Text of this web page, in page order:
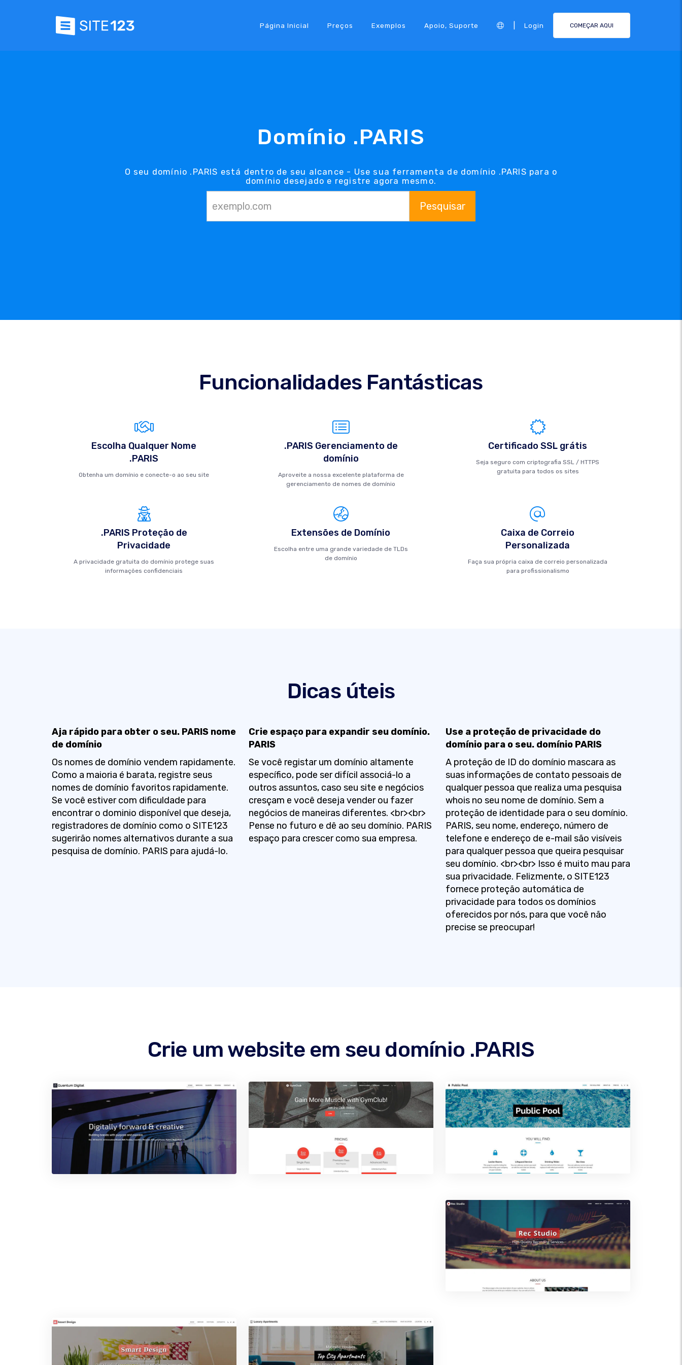
Página Inicial Preços Exemplos Apoio, Suporte Login COMEÇAR AQUI
Domínio .PARIS
O seu domínio .PARIS está dentro de seu alcance - Use sua ferramenta de domínio .PARIS para o
domínio desejado e registre agora mesmo.
Pesquisar
Funcionalidades Fantásticas
Escolha Qualquer Nome
.PARIS
Obtenha um domínio e conecte-o ao seu site
.PARIS Gerenciamento de
domínio
Aproveite a nossa excelente plataforma de
gerenciamento de nomes de domínio
Certificado SSL grátis
Seja seguro com criptografia SSL / HTTPS
gratuita para todos os sites
.PARIS Proteção de
Privacidade
A privacidade gratuita do domínio protege suas
informações confidenciais
Extensões de Domínio
Escolha entre uma grande variedade de TLDs
de domínio
Caixa de Correio
Personalizada
Faça sua própria caixa de correio personalizada
para profissionalismo
Dicas úteis
Aja rápido para obter o seu. PARIS nome
de domínio
Os nomes de domínio vendem rapidamente.
Como a maioria é barata, registre seus
nomes de domínio favoritos rapidamente.
Se você estiver com dificuldade para
encontrar o dominio disponível que deseja,
registradores de domínio como o SITE123
sugerirão nomes alternativos durante a sua
pesquisa de domínio. PARIS para ajudá-lo.
Crie espaço para expandir seu domínio.
PARIS
Se você registar um domínio altamente
específico, pode ser difícil associá-lo a
outros assuntos, caso seu site e negócios
cresçam e você deseja vender ou fazer
negócios de maneiras diferentes. <br><br>
Pense no futuro e dê ao seu domínio. PARIS
espaço para crescer como sua empresa.
Use a proteção de privacidade do
domínio para o seu. domínio PARIS
A proteção de ID do domínio mascara as
suas informações de contato pessoais de
qualquer pessoa que realiza uma pesquisa
whois no seu nome de domínio. Sem a
proteção de identidade para o seu domínio.
PARIS, seu nome, endereço, número de
telefone e endereço de e-mail são visíveis
para qualquer pessoa que queira pesquisar
seu domínio. <br><br> Isso é muito mau para
sua privacidade. Felizmente, o SITE123
fornece proteção automática de
privacidade para todos os domínios
oferecidos por nós, para que você não
precise se preocupar!
Crie um website em seu domínio .PARIS